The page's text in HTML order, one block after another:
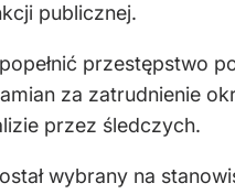
publicznej.
popełnić
za zatrudnienie
przez śledczych.
wybrany na